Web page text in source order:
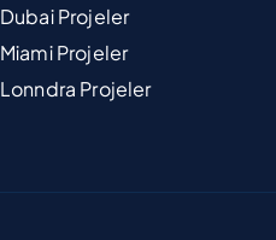
Dubai Projeler
Miami Projeler
Lonndra Projeler